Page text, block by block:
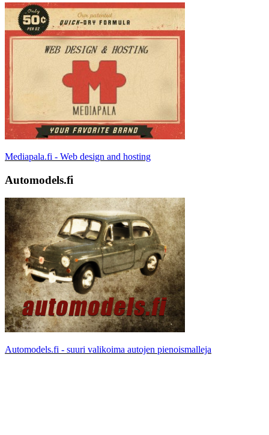
Mediapala.fi - Web design and hosting
Automodels.fi
Automodels.fi - suuri valikoima autojen pienoismalleja